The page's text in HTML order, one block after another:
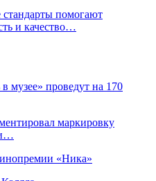
помогают
и качество…
музее» проведут на 170
маркировку
«Ника»